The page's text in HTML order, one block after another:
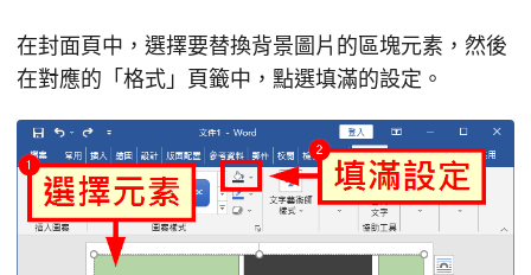
在封面頁中，選擇要替換背景圖片的區塊元素，然後
在對應的「格式」頁籤中，點選填滿的設定。